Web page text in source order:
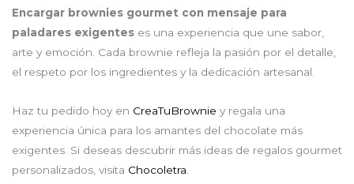
Encargar brownies gourmet con mensaje para
paladares exigentes es una experiencia que une sabor,
arte y emoción. Cada brownie refleja la pasión por el detalle,
el respeto por los ingredientes y la dedicación artesanal.
Haz tu pedido hoy en CreaTuBrownie y regala una
experiencia única para los amantes del chocolate más
exigentes. Si deseas descubrir más ideas de regalos gourmet
personalizados, visita Chocoletra